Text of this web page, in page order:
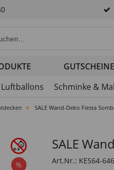
GUTSCHEINE
Luftballons Schminke &
SALE Wand-Deko Fiesta
%
SALE
Art.Nr.: KES64-